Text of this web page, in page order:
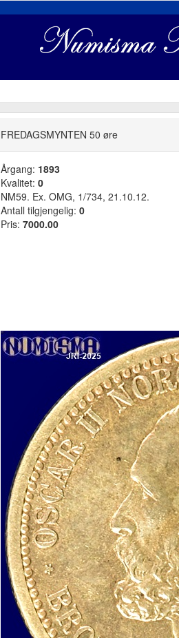
FREDAGSMYNTEN 50 øre
Årgang: 1893
Kvalitet: 0
NM59. Ex. OMG, 1/734, 21.10.12.
Antall tilgjengelig: 0
Pris: 7000.00